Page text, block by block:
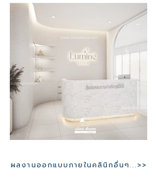
ผลงานออกแบบภายในคลินิกอื่นๆ...>>